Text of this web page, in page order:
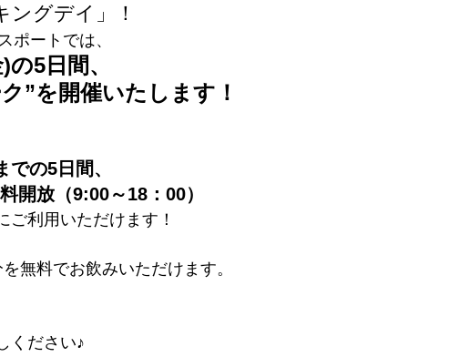
ングデイ」！
ポートでは、
の5日間、
”を開催いたします！
での5日間、
開放（9:00～18：00）
ご利用いただけます！
無料でお飲みいただけます。
ください♪